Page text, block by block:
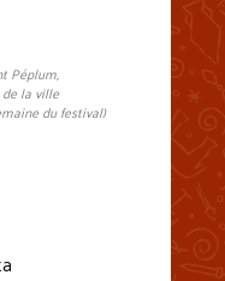
Péplum,
la ville
du festival)